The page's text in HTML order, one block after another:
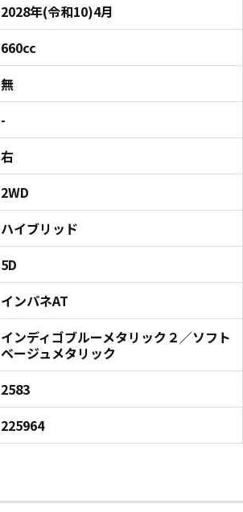
2028年(令和10)4月
660cc
無
-
右
2WD
ハイブリッド
5D
インパネAT
インディゴブルーメタリック２／ソフト
ベージュメタリック
2583
225964